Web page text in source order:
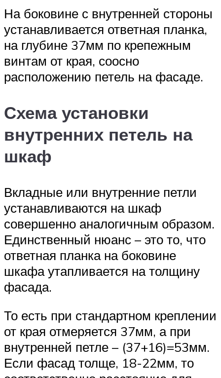
На боковине с внутренней стороны
устанавливается ответная планка,
на глубине 37мм по крепежным
винтам от края, соосно
расположению петель на фасаде.
Схема установки
внутренних петель на
шкаф
Вкладные или внутренние петли
устанавливаются на шкаф
совершенно аналогичным образом.
Единственный нюанс – это то, что
ответная планка на боковине
шкафа утапливается на толщину
фасада.
То есть при стандартном креплении
от края отмеряется 37мм, а при
внутренней петле – (37+16)=53мм.
Если фасад толще, 18-22мм, то